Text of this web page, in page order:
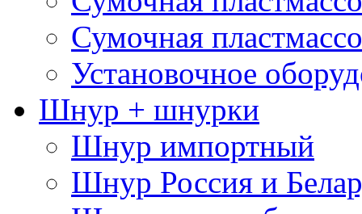
Сумочная
Установочное
Шнур + шнурки
Шнур импортный
Шнур Россия и